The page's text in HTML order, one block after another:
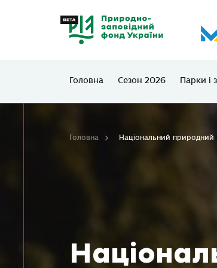
Головна Сезон 2026 Парки і
Головна Національний